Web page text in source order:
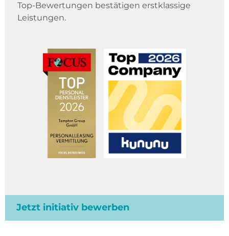
Top-Bewertungen bestätigen erstklassige
Leistungen.
Jetzt initiativ bewerben